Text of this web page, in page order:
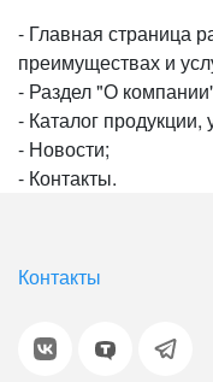
- Главная страница
преимуществах и
- Раздел "О
- Каталог
- Новости;
- Контакты.
Контакты